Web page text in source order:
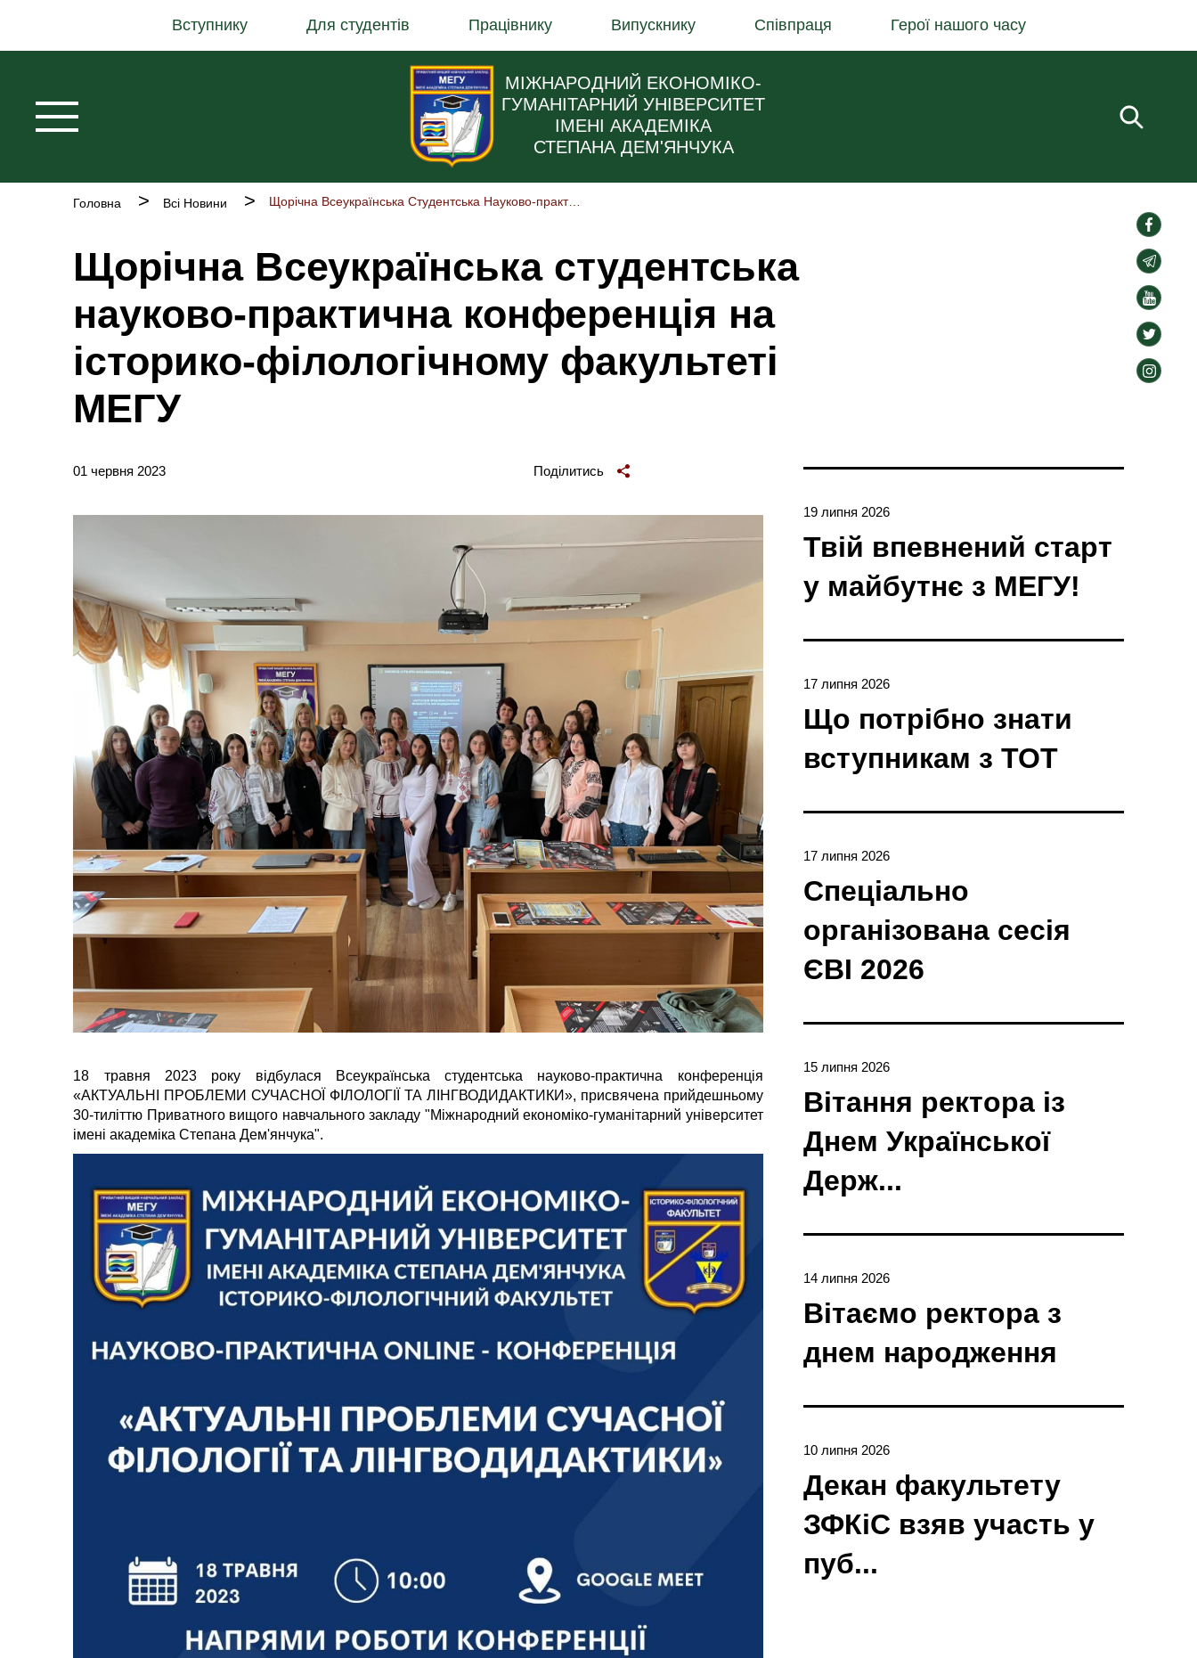
основного
Вступнику Для студентів Працівнику Випускнику Співпраця Герої нашого часу
МІЖНАРОДНИЙ ЕКОНОМІКО-
ГУМАНІТАРНИЙ УНІВЕРСИТЕТ
ІМЕНІ АКАДЕМІКА
СТЕПАНА ДЕМ'ЯНЧУКА
Рядок
Головна Всі Новини Щорічна Всеукраїнська Студентська Науково-практична Конференція На Історико-філологічному Факультеті МЕГУ
Щорічна Всеукраїнська студентська
науково-практична конференція на
історико-філологічному факультеті
МЕГУ
01 червня 2023 Поділитись
18 травня 2023 року відбулася Всеукраїнська студентська науково-практична конференція
«АКТУАЛЬНІ ПРОБЛЕМИ СУЧАСНОЇ ФІЛОЛОГІЇ ТА ЛІНГВОДИДАКТИКИ», присвячена прийдешньому
30-тиліттю Приватного вищого навчального закладу "Міжнародний економіко-гуманітарний університет
імені академіка Степана Дем'янчука".
social-
links
social-
links
social-
links
social-
links
social-
19 липня 2026
Твій впевнений старт
у майбутнє з МЕГУ!
17 липня 2026
Що потрібно знати
вступникам з ТОТ
17 липня 2026
Спеціально
організована сесія
ЄBI 2026
15 липня 2026
Вітання ректора із
Днем Української
Держ...
14 липня 2026
Вітаємо ректора з
днем народження
10 липня 2026
Декан факультету
ЗФКіС взяв участь у
пуб...